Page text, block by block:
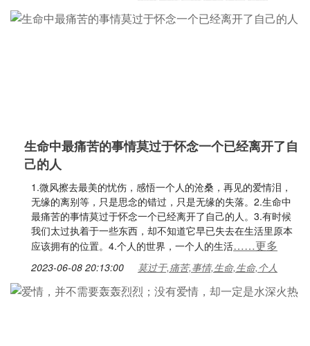
生命中最痛苦的事情莫过于怀念一个已经离开了自
己的人
1.微风擦去最美的忧伤，感悟一个人的沧桑，再见的爱情泪，
无缘的离别等，只是思念的错过，只是无缘的失落。2.生命中
最痛苦的事情莫过于怀念一个已经离开了自己的人。3.有时候
我们太过执着于一些东西，却不知道它早已失去在生活里原本
应该拥有的位置。4.个人的世界，一个人的生活……更多
2023-06-08 20:13:00 莫过于,痛苦,事情,生命,生命,个人